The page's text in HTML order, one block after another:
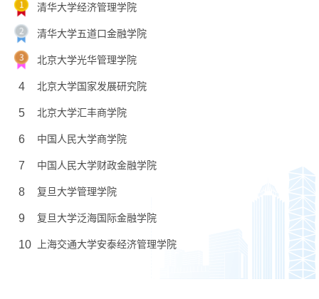
清华大学经济管理学院
清华大学五道口金融学院
北京大学光华管理学院
4 北京大学国家发展研究院
5 北京大学汇丰商学院
6 中国人民大学商学院
7 中国人民大学财政金融学院
8 复旦大学管理学院
9 复旦大学泛海国际金融学院
10 上海交通大学安泰经济管理学院